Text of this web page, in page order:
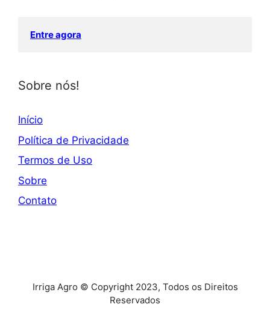
Entre agora
Sobre nós!
Início
Política de Privacidade
Termos de Uso
Sobre
Contato
Irriga Agro © Copyright 2023, Todos os Direitos
Reservados